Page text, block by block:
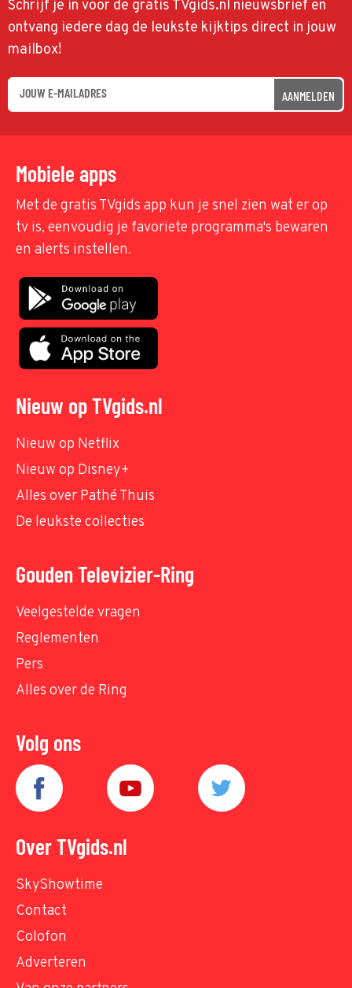
Schrijf je in voor de gratis TVgids.nl nieuwsbrief en
ontvang iedere dag de leukste kijktips direct in jouw
mailbox!
AANMELDEN
Mobiele apps
Met de gratis TVgids app kun je snel zien wat er op
tv is, eenvoudig je favoriete programma's bewaren
en alerts instellen.
Nieuw op TVgids.nl
Nieuw op Netflix
Nieuw op Disney+
Alles over Pathé Thuis
De leukste collecties
Gouden Televizier-Ring
Veelgestelde vragen
Reglementen
Pers
Alles over de Ring
Volg ons
Over TVgids.nl
SkyShowtime
Contact
Colofon
Adverteren